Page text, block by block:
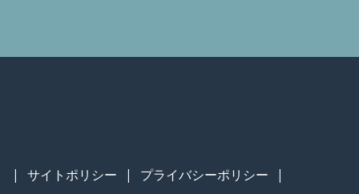
| サイトポリシー | プライバシーポリシー |